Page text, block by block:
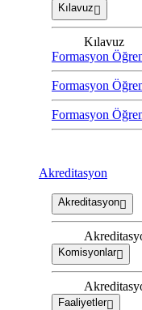
Kılavuz
Kılavuz
Formasyon
Formasyon
Formasyon
Akreditasyon
Akreditasyon
Komisyonlar
Faaliyetler